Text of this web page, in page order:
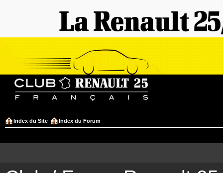
Index du Site Index du Forum